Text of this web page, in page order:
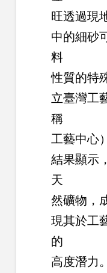
旺透過現
中的細砂
料
性質的特
立臺灣工
稱
工藝中心
結果顯示
天
然礦物，
現其於工
的
高度潛力